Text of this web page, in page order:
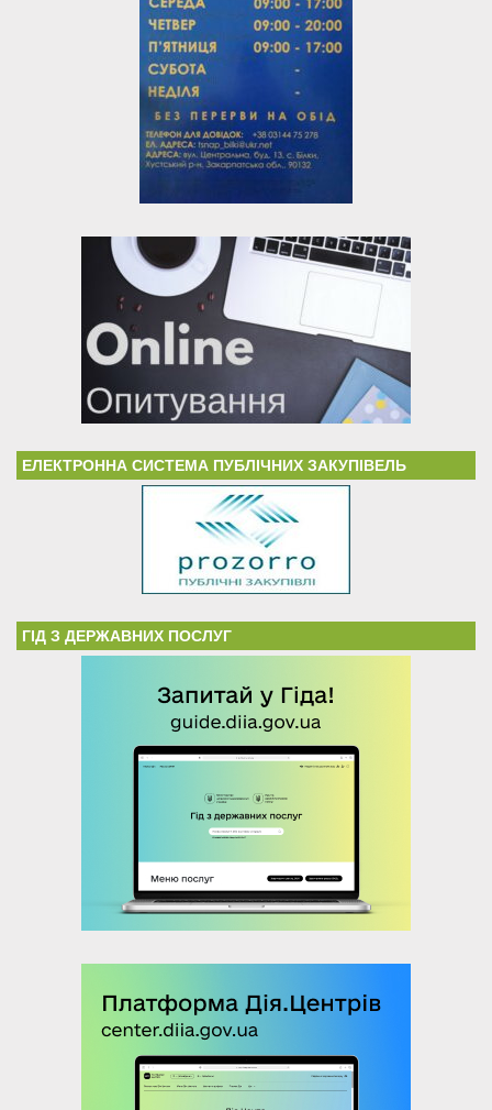
ЕЛЕКТРОННА СИСТЕМА ПУБЛІЧНИХ ЗАКУПІВЕЛЬ
ГІД З ДЕРЖАВНИХ ПОСЛУГ